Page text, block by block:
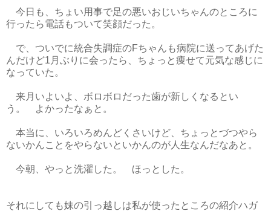
今日も、ちょい用事で足の悪いおじいちゃんのところに
行ったら電話もついて笑顔だった。
で、ついでに統合失調症のFちゃんも病院に送ってあげた
んだけど1月ぶりに会ったら、ちょっと痩せて元気な感じに
なっていた。
来月いよいよ、ボロボロだった歯が新しくなるとい
う。 よかったなぁと。
本当に、いろいろめんどくさいけど、ちょっとづつやら
ないかんことをやらないといかんのが人生なんだなあと。
今朝、やっと洗濯した。 ほっとした。
それにしても妹の引っ越しは私が使ったところの紹介ハガ